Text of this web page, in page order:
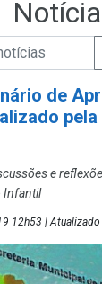
Busca
de
de
pela
e
Infantil
12h53 |